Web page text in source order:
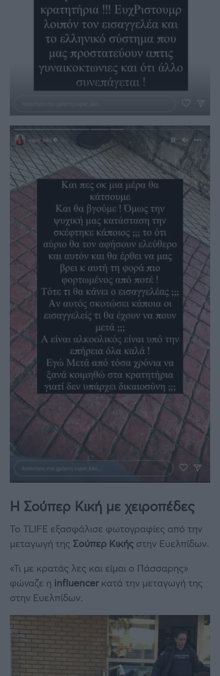
Η Σούπερ Κική με χειροπέδες
Το TLIFE εξασφάλισε φωτογραφίες από την
μεταγωγή της Σούπερ Κικής στην Ευελπίδων.
«Τι με κρατάς λες και είμαι ο Πάσσαρης»
φώναζε η influencerκατά την μεταγωγή της
στην Ευελπίδων.